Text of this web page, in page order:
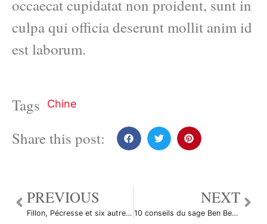
occaecat cupidatat non proident, sunt in
culpa qui officia deserunt mollit anim id
est laborum.
Tags Chine
Share this post:
PREVIOUS
Fillon, Pécresse et six autre français annoncés à la discrète réunion du Groupe Bilderberg à Londres
NEXT
10 conseils du sage Ben Bernanke aux nouveaux diplômés